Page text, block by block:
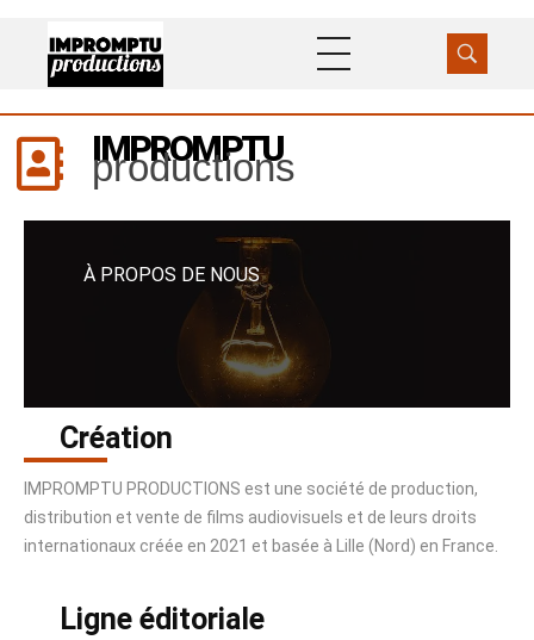
IMPROMPTU
productions
À PROPOS DE NOUS
Création
IMPROMPTU PRODUCTIONS est une société de production,
distribution et vente de films audiovisuels et de leurs droits
internationaux créée en 2021 et basée à Lille (Nord) en France.
Ligne éditoriale